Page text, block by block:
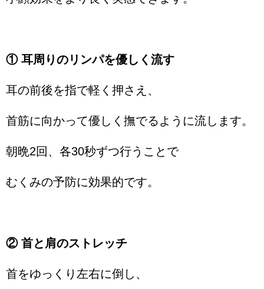
① 耳周りのリンパを優しく流す
耳の前後を指で軽く押さえ、
首筋に向かって優しく撫でるように流します。
朝晩2回、各30秒ずつ行うことで
むくみの予防に効果的です。
② 首と肩のストレッチ
首をゆっくり左右に倒し、